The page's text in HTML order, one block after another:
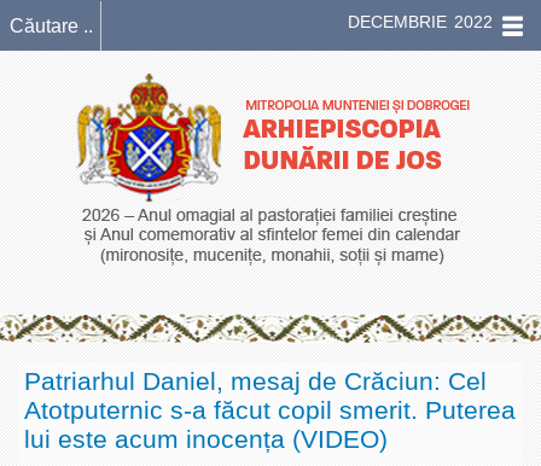
DECEMBRIE 2022
Patriarhul Daniel, mesaj de Crăciun: Cel
Atotputernic s-a făcut copil smerit. Puterea
lui este acum inocența (VIDEO)